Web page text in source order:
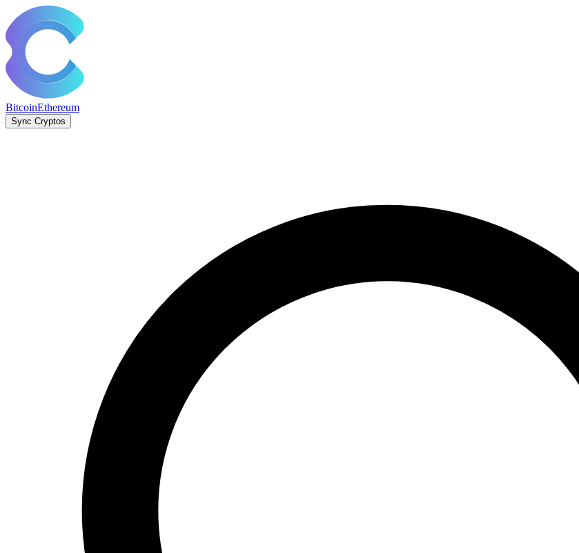
BitcoinEthereum
Sync Cryptos